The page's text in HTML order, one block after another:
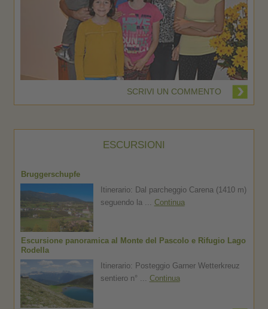
SCRIVI UN COMMENTO
ESCURSIONI
Bruggerschupfe
Itinerario: Dal parcheggio Carena (1410 m)
seguendo la ... Continua
Escursione panoramica al Monte del Pascolo e Rifugio Lago
Rodella
Itinerario: Posteggio Garner Wetterkreuz
sentiero n° ... Continua